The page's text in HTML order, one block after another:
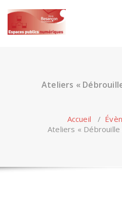
content
Ateliers «
Accueil /
Ateliers « Débrouille